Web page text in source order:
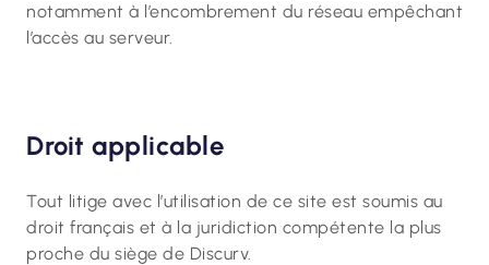
notamment à l’encombrement du réseau empêchant
l’accès au serveur.
Droit applicable
Tout litige avec l’utilisation de ce site est soumis au
droit français et à la juridiction compétente la plus
proche du siège de Discurv.